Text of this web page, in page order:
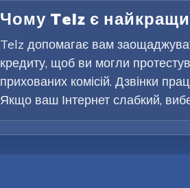
Чому Telz є
Telz допомагає вам
кредиту, щоб ви могли
прихованих комісій. Дзвінки
Якщо ваш Інтернет слабкий,